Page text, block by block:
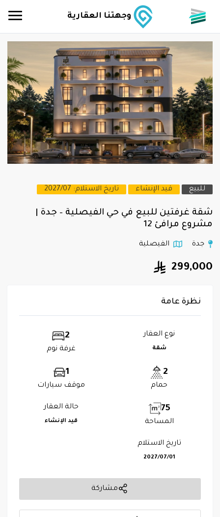
وجهتنا العقارية
للبيع قيد الإنشاء تاريخ الاستلام: 2027/07
شقة غرفتين للبيع في حي الفيصلية – جدة |
مشروع مرافئ 12
جدة الفيصلية
299,000
نظرة عامة
نوع العقار
شقة
2
غرفة نوم
2
حمام
1
موقف سيارات
75
المساحة
حالة العقار
قيد الإنشاء
تاريخ الاستلام
2027/07/01
مشاركة